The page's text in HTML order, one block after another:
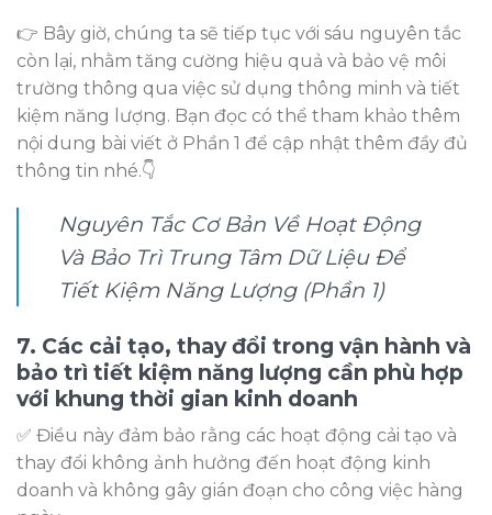
👉 Bây giờ, chúng ta sẽ tiếp tục với sáu nguyên tắc
còn lại, nhằm tăng cường hiệu quả và bảo vệ môi
trường thông qua việc sử dụng thông minh và tiết
kiệm năng lượng. Bạn đọc có thể tham khảo thêm
nội dung bài viết ở Phần 1 để cập nhật thêm đầy đủ
thông tin nhé.👇
Nguyên Tắc Cơ Bản Về Hoạt Động
Và Bảo Trì Trung Tâm Dữ Liệu Để
Tiết Kiệm Năng Lượng (Phần 1)
7. Các cải tạo, thay đổi trong vận hành và
bảo trì tiết kiệm năng lượng cần phù hợp
với khung thời gian kinh doanh
✅ Điều này đảm bảo rằng các hoạt động cải tạo và
thay đổi không ảnh hưởng đến hoạt động kinh
doanh và không gây gián đoạn cho công việc hàng